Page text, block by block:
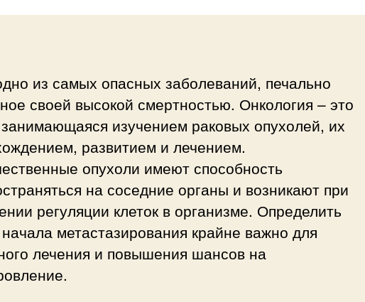
из самых опасных заболеваний, печально
своей высокой смертностью. Онкология – это
изучением раковых опухолей, их
развитием и лечением.
опухоли имеют способность
на соседние органы и возникают при
регуляции клеток в организме. Определить
метастазирования крайне важно для
лечения и повышения шансов на